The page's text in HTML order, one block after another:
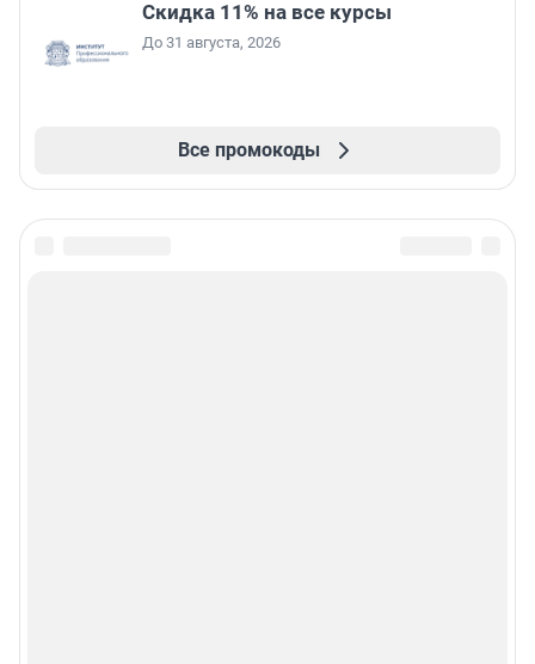
Скидка 11% на все курсы
До 31 августа, 2026
Все промокоды